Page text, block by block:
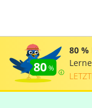
80
80